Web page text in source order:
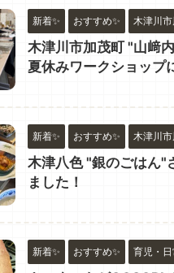
新着✨ おすすめ✨ 木津川市
木津川市加茂町 "山﨑
夏休みワークショップ
新着✨ おすすめ✨ 木津川市
木津八色 "銀のごはん"
ました！
新着✨ おすすめ✨ 育児・